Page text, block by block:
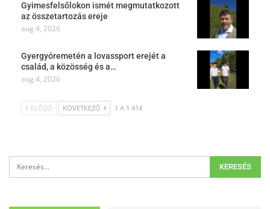
Gyimesfelsőlokon ismét megmutatkozott
az összetartozás ereje
aug 4, 2026
Gyergyóremetén a lovassport erejét a
család, a közösség és a…
aug 4, 2026
ELŐZŐ KÖVETKEZŐ 1 A 1 414